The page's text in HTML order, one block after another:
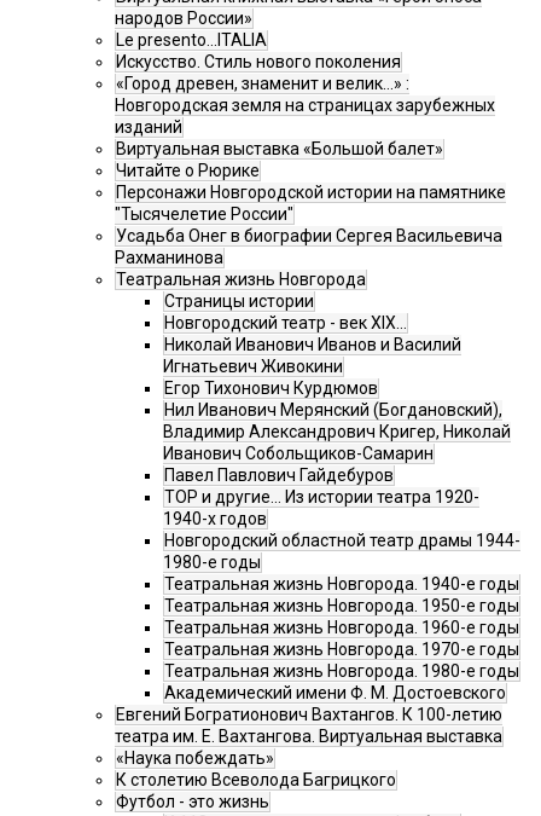
народов России»
Le presento...ITALIA
Искусство. Стиль нового поколения
«Город древен, знаменит и велик…» :
Новгородская земля на страницах зарубежных
изданий
Виртуальная выставка «Большой балет»
Читайте о Рюрике
Персонажи Новгородской истории на памятнике
"Тысячелетие России"
Усадьба Онег в биографии Сергея Васильевича
Рахманинова
Театральная жизнь Новгорода
Страницы истории
Новгородский театр - век XIX…
Николай Иванович Иванов и Василий
Игнатьевич Живокини
Егор Тихонович Курдюмов
Нил Иванович Мерянский (Богдановский),
Владимир Александрович Кригер, Николай
Иванович Собольщиков-Самарин
Павел Павлович Гайдебуров
ТОР и другие… Из истории театра 1920-
1940-х годов
Новгородский областной театр драмы 1944-
1980-е годы
Театральная жизнь Новгорода. 1940-е годы
Театральная жизнь Новгорода. 1950-е годы
Театральная жизнь Новгорода. 1960-е годы
Театральная жизнь Новгорода. 1970-е годы
Театральная жизнь Новгорода. 1980-е годы
Академический имени Ф. М. Достоевского
Евгений Богратионович Вахтангов. К 100-летию
театра им. Е. Вахтангова. Виртуальная выставка
«Наука побеждать»
К столетию Всеволода Багрицкого
Футбол - это жизнь